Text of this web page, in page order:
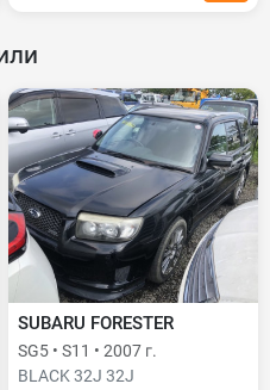
SUBARU FORESTER
SG5 • S11 • 2007 г.
BLACK 32J 32J